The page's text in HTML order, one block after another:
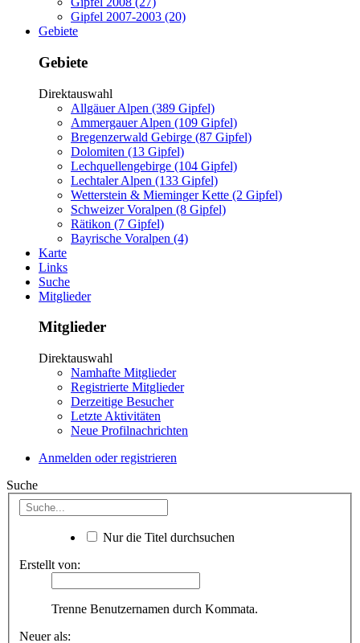
Gipfel 2007-2003 (20)
Gebiete
Gebiete
Direktauswahl
Allgäuer Alpen (389 Gipfel)
Ammergauer Alpen (109 Gipfel)
Bregenzerwald Gebirge (87 Gipfel)
Dolomiten (13 Gipfel)
Lechquellengebirge (104 Gipfel)
Lechtaler Alpen (133 Gipfel)
Wetterstein & Mieminger Kette (2 Gipfel)
Schweizer Voralpen (8 Gipfel)
Rätikon (7 Gipfel)
Bayrische Voralpen (4)
Karte
Links
Suche
Mitglieder
Mitglieder
Direktauswahl
Namhafte Mitglieder
Registrierte Mitglieder
Derzeitige Besucher
Letzte Aktivitäten
Neue Profilnachrichten
Anmelden oder registrieren
Suche
Nur die Titel durchsuchen
Erstellt von:
Trenne Benutzernamen durch Kommata.
Neuer als: